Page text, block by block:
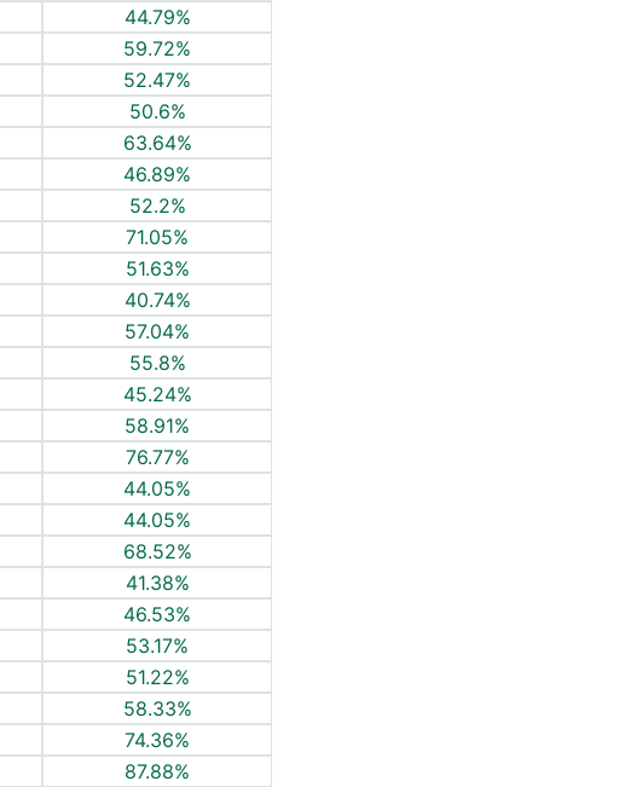
44.79%
59.72%
52.47%
50.6%
63.64%
46.89%
52.2%
71.05%
51.63%
40.74%
57.04%
55.8%
45.24%
58.91%
76.77%
44.05%
44.05%
68.52%
41.38%
46.53%
53.17%
51.22%
58.33%
74.36%
87.88%